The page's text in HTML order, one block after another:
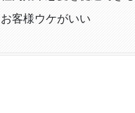
お客様ウケがいい